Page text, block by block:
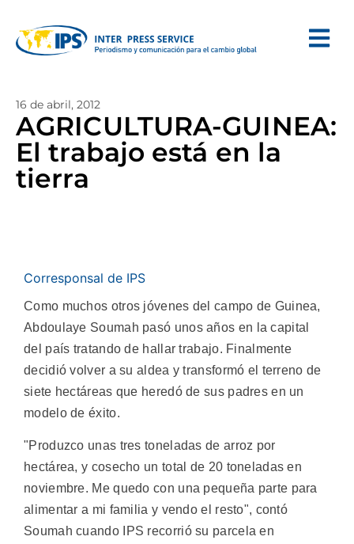
16 de abril, 2012
AGRICULTURA-GUINEA:
El trabajo está en la
tierra
Corresponsal de IPS
Como muchos otros jóvenes del campo de Guinea,
Abdoulaye Soumah pasó unos años en la capital
del país tratando de hallar trabajo. Finalmente
decidió volver a su aldea y transformó el terreno de
siete hectáreas que heredó de sus padres en un
modelo de éxito.
"Produzco unas tres toneladas de arroz por
hectárea, y cosecho un total de 20 toneladas en
noviembre. Me quedo con una pequeña parte para
alimentar a mi familia y vendo el resto", contó
Soumah cuando IPS recorrió su parcela en